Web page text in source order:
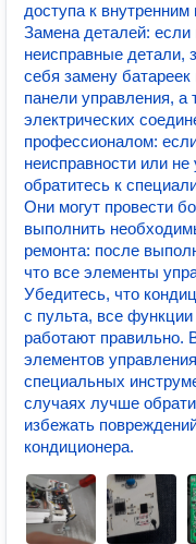
доступа к
Замена деталей:
неисправные детали,
себя замену
панели управления, а
электрических
профессионалом:
неисправности или
обратитесь к
Они могут провести
выполнить
ремонта: после
что все элементы
Убедитесь, что
с пульта, все
работают правильно.
элементов
специальных
случаях лучше
избежать
кондиционера.